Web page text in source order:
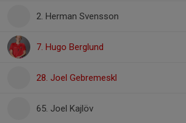
2. Herman Svensson
7. Hugo Berglund
28. Joel Gebremeskl
65. Joel Kajlöv